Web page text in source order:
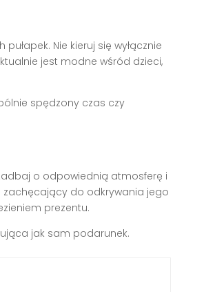
Nie kieruj się wyłącznie
jest modne wśród dzieci,
spędzony czas czy
o odpowiednią atmosferę i
do odkrywania jego
prezentu.
jak sam podarunek.